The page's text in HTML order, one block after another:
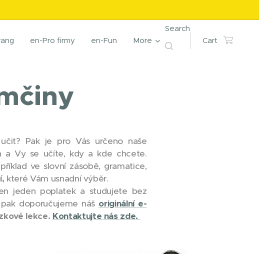
en-Pro firmy en-Fun More
Search
Cart
Pak je pro Vás určeno naše
a Vy se učíte, kdy a kde chcete.
ve slovní zásobě, gramatice,
které Vám usnadní výběr.
jeden poplatek a studujete bez
doporučujeme náš originální e-
lekce. Kontaktujte nás zde.